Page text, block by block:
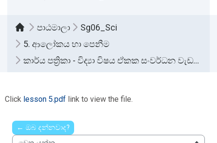
පාඨමාලා
Sg06_Sci
5. ආලෝකය හා පෙනීම
කාර්ය පත්‍රිකා - විද්‍යා විෂය ඒකක සංවර්ධන වැඩසටහන, මතුගම අධ්‍යාපන කලාපය
Click lesson 5.pdf link to view the file.
← ඔබ දන්නවාද?